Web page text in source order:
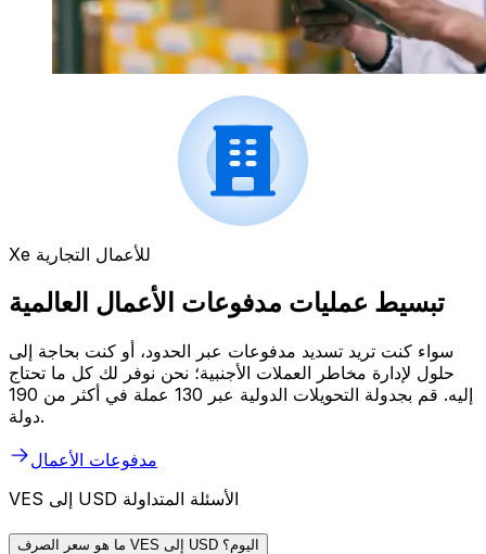
Xe للأعمال التجارية
تبسيط عمليات مدفوعات الأعمال العالمية
سواء كنت تريد تسديد مدفوعات عبر الحدود، أو كنت بحاجة إلى
حلول لإدارة مخاطر العملات الأجنبية؛ نحن نوفر لك كل ما تحتاج
إليه. قم بجدولة التحويلات الدولية عبر 130 عملة في أكثر من 190
دولة.
مدفوعات الأعمال
VES إلى USD الأسئلة المتداولة
ما هو سعر الصرف VES إلى USD اليوم؟